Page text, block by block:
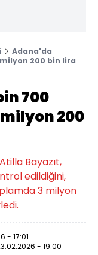
Adana'da
200 bin lira
700
200
Bayazıt,
edildiğini,
3 milyon
- 17:01
- 19:00